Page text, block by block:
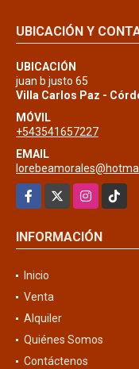
UBICACIÓN Y
UBICACIÓN
juan b justo 65
Villa Carlos Paz -
MÓVIL
+543541657227
EMAIL
Facebook
InstagramTikTok
INFORMACIÓN
Inicio
Venta
Alquiler
Quiénes Somos
Contáctenos